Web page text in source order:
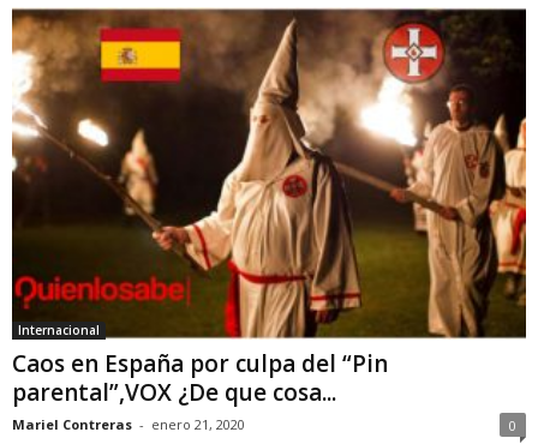
Internacional
Caos en España por culpa del “Pin
parental”,VOX ¿De que cosa...
Mariel Contreras - enero 21, 2020 0